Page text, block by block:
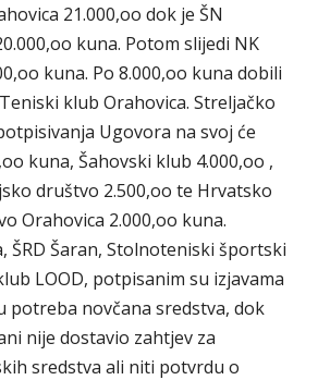
21.000,oo dok je ŠN
kuna. Potom slijedi NK
kuna. Po 8.000,oo kuna dobili
klub Orahovica. Streljačko
Ugovora na svoj će
kuna, Šahovski klub 4.000,oo ,
društvo 2.500,oo te Hrvatsko
Orahovica 2.000,oo kuna.
ŠRD Šaran, Stolnoteniski športski
LOOD, potpisanim su izjavama
potreba novčana sredstva, dok
nije dostavio zahtjev za
sredstva ali niti potvrdu o